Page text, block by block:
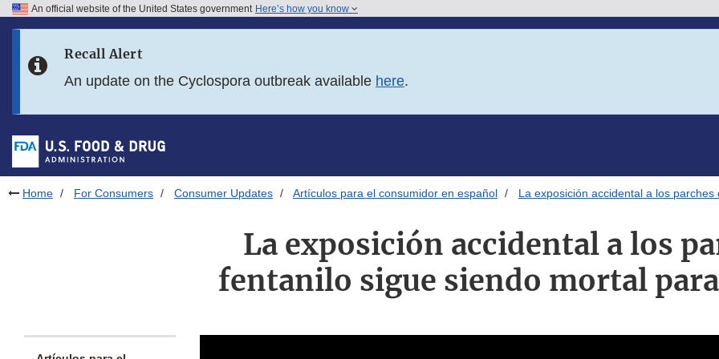
Skip to FDA Search
Skip to footer links
An official website of the United States government Here’s how you know
Recall Alert
An update on the Cyclospora outbreak available here.
Home For Consumers Consumer Updates Artículos para el consumidor en español La exposición accidental a los
La exposición accidental a los
fentanilo sigue siendo mortal